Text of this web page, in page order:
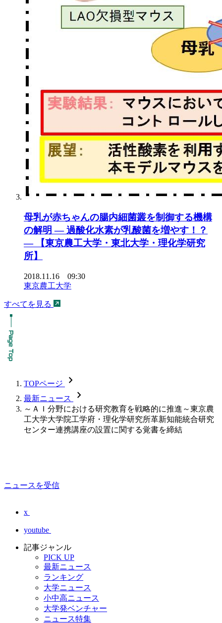
母乳が赤ちゃんの腸内細菌叢を制御する機構
の解明 — 過酸化水素が乳酸菌を増やす！？
— 【東京農工大学・東北大学・理化学研究
所】
2018.11.16 09:30
東京農工大学
すべてを見る
TOPページ chevron_forward
最新ニュース chevron_forward
～ＡＩ分野における研究教育を戦略的に推進～東京農
工大学大学院工学府・理化学研究所革新知能統合研究
センター連携講座の設置に関する覚書を締結
ニュースを受信
x
youtube
記事ジャンル
PICK UP
最新ニュース
ランキング
大学ニュース
小中高ニュース
大学発ベンチャー
ニュース特集